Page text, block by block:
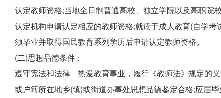
认定教师资格;当地全日制普通高校、独立学院以及高职院
认定机构申请认定相应的教师资格;就读于成人教育(自学
须毕业并取得国民教育系列学历后申请认定教师资格。
(二)思想品德条件：
遵守宪法和法律，热爱教育事业，履行《教师法》规定的
或户籍所在地乡(镇)或街道办事处思想品德鉴定合格;应届